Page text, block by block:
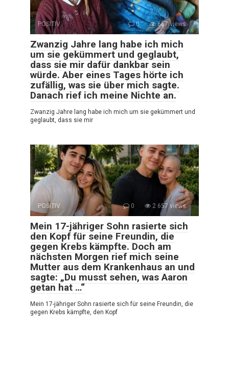
POSITIV 0 667 views
Zwanzig Jahre lang habe ich mich
um sie gekümmert und geglaubt,
dass sie mir dafür dankbar sein
würde. Aber eines Tages hörte ich
zufällig, was sie über mich sagte.
Danach rief ich meine Nichte an.
Zwanzig Jahre lang habe ich mich um sie gekümmert und
geglaubt, dass sie mir
POSITIV 0 2 657 views
Mein 17-jähriger Sohn rasierte sich
den Kopf für seine Freundin, die
gegen Krebs kämpfte. Doch am
nächsten Morgen rief mich seine
Mutter aus dem Krankenhaus an und
sagte: „Du musst sehen, was Aaron
getan hat …“
Mein 17-jähriger Sohn rasierte sich für seine Freundin, die
gegen Krebs kämpfte, den Kopf